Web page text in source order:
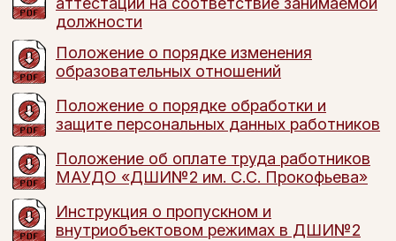
должности
Положение о порядке изменения
образовательных отношений
Положение о порядке обработки и
защите персональных данных работников
Положение об оплате труда работников
МАУДО «ДШИ№2 им. С.С. Прокофьева»
Инструкция о пропускном и
внутриобъектовом режимах в ДШИ№2